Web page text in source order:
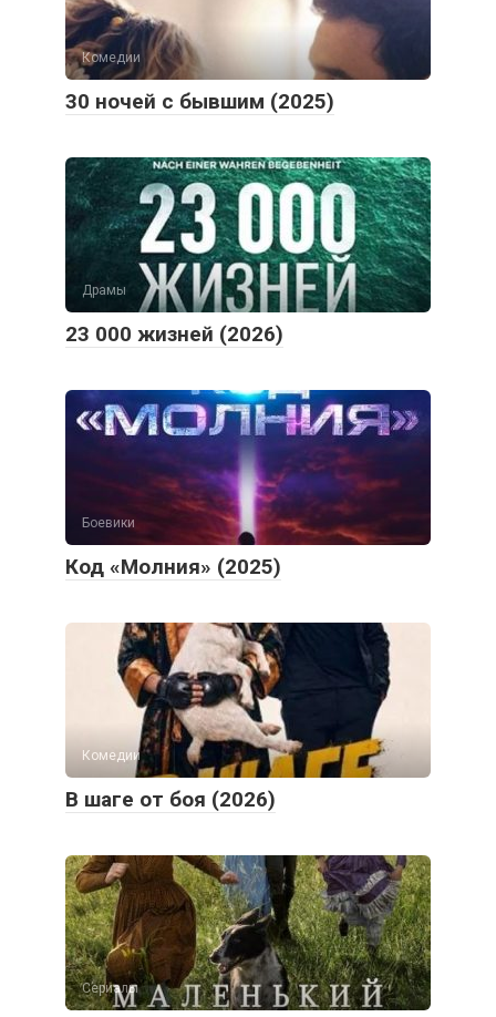
Комедии
30 ночей с бывшим (2025)
Драмы
23 000 жизней (2026)
Боевики
Код «Молния» (2025)
Комедии
В шаге от боя (2026)
Сериалы